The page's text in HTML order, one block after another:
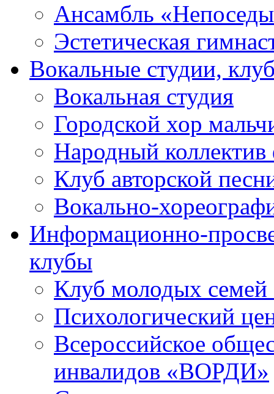
Ансамбль
Эстетическая
Вокальные студии,
Вокальная студия
Городской хор
Народный коллектив
Клуб авторской
Вокально-
Информационно-
клубы
Клуб молодых
Психологический
Всероссийское
инвалидов «ВОРДИ»